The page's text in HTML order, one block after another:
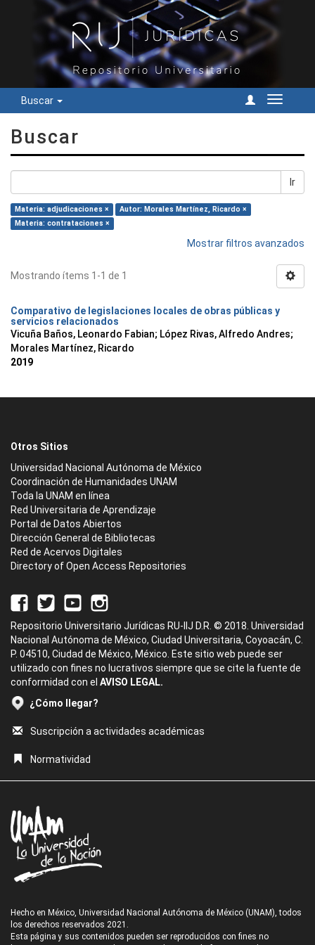
Buscar
Cambiar
Buscar
Ir
Materia: adjudicaciones ×
Autor: Morales Martínez, Ricardo ×
Materia: contrataciones ×
Mostrar filtros avanzados
Mostrando ítems 1-1 de 1
Comparativo de legislaciones locales de obras públicas y
servicios relacionados
Vicuña Baños, Leonardo Fabian; López Rivas, Alfredo Andres;
Morales Martínez, Ricardo
2019
Otros Sitios
Universidad Nacional Autónoma de México
Coordinación de Humanidades UNAM
Toda la UNAM en línea
Red Universitaria de Aprendizaje
Portal de Datos Abiertos
Dirección General de Bibliotecas
Red de Acervos Digitales
Directory of Open Access Repositories
Repositorio Universitario Jurídicas RU-IIJ D.R. © 2018. Universidad
Nacional Autónoma de México, Ciudad Universitaria, Coyoacán, C.
P. 04510, Ciudad de México, México. Este sitio web puede ser
utilizado con fines no lucrativos siempre que se cite la fuente de
conformidad con el AVISO LEGAL.
¿Cómo llegar?
Suscripción a actividades académicas
Normatividad
Hecho en México, Universidad Nacional Autónoma de México (UNAM), todos
los derechos reservados 2021.
Esta página y sus contenidos pueden ser reproducidos con fines no